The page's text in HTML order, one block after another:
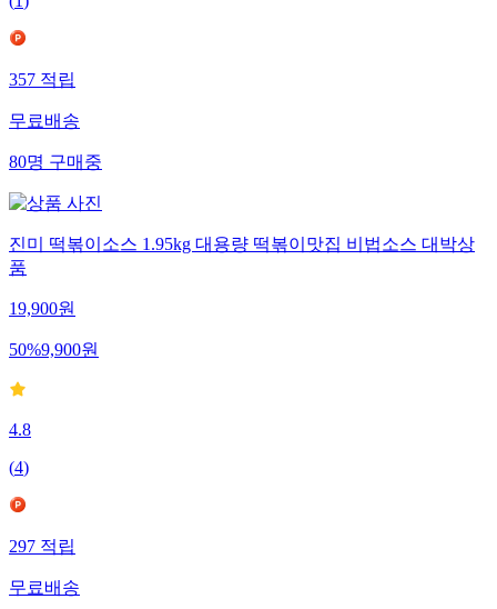
(1)
357적립
무료배송
80명구매중
진미 떡볶이소스 1.95kg 대용량 떡볶이맛집 비법소스 대박상
품
19,900원
50%9,900원
4.8
(4)
297적립
무료배송